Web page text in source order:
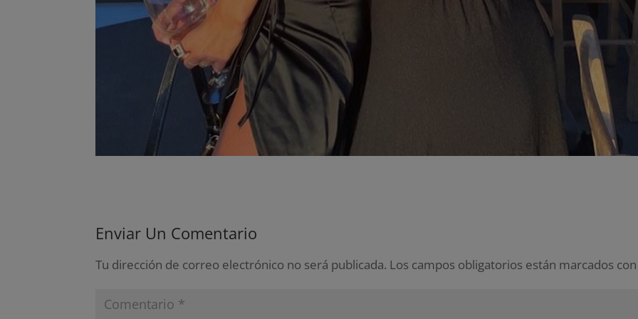
Enviar Un Comentario
Tu dirección de correo electrónico no será publicada. Los campos obligatorios están marcados